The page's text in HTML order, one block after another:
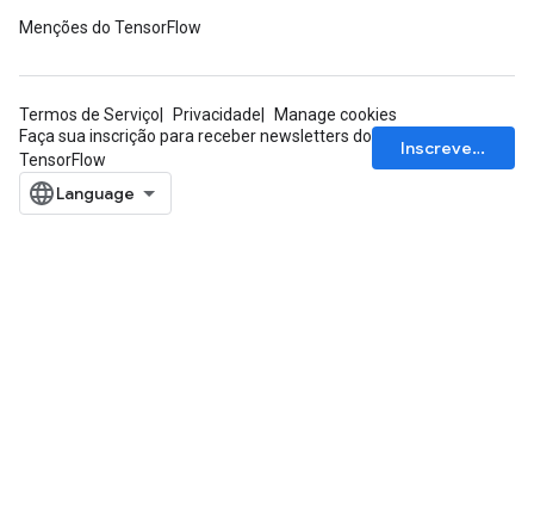
Menções do TensorFlow
Termos de Serviço Privacidade
Manage cookies
Faça sua inscrição para receber newsletters do
TensorFlow
Inscrever-se